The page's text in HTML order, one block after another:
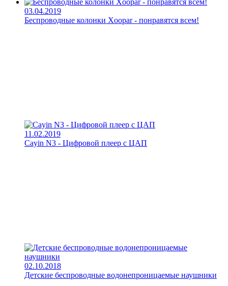
03.04.2019
Беспроводные колонки Xoopar - понравятся всем!
11.02.2019
Cayin N3 - Цифровой плеер с ЦАП
02.10.2018
Детские беспроводные водонепроницаемые наушники